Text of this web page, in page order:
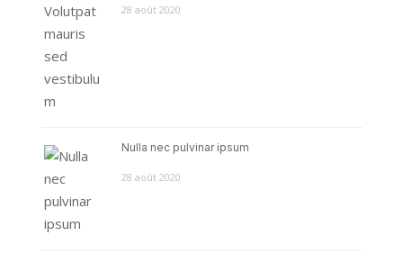
28 août 2020
Nulla nec pulvinar ipsum
28 août 2020